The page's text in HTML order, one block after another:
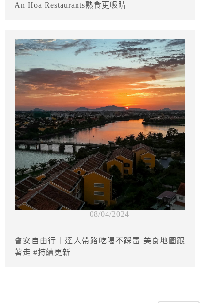
An Hoa Restaurants熟食更吸睛
08/04/2024
會安自由行｜達人帶路吃喝不踩雷 美食地圖跟
著走 #持續更新